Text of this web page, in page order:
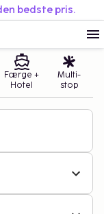
bedste pris.
Færge +
Hotel
Multi-
stop